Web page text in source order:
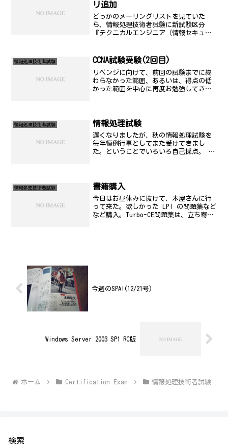
リ追加
どっかのメーリングリストを見ていた
ら、情報処理技術者試験に新試験区分
『テクニカルエンジニア（情報セキュリ
んでいてやめたんですけどね。私の仕事
の守備範囲では意味がなかった...
情報処理技術者試験 CCNA試験受験(2回目)
リベンジに向けて、前回の試験までに終
わらなかった範囲、あるいは、得点の低
かった範囲を中心に再度お勉強してき
こと自体、そもそも情けなさ...
情報処理技術者試験 情報処理試験
遅くなりましたが、秋の情報処理試験を
毎年恒例行事としてまた受けてきまし
た。ということでいろいろ自己採点。 今
す。でも、合格率は、こ...
情報処理技術者試験 書籍購入
今日はお昼休みに抜けて、本屋さんに行
って来た。欲しかった LPI の問題集など
など購入。Turbo-CE問題集は、立ち寄っ
今週のSPA!(12/21号)
Windows Server 2003 SP1 RC版
ホーム Certification Exam 情報処理技術者試験
検索